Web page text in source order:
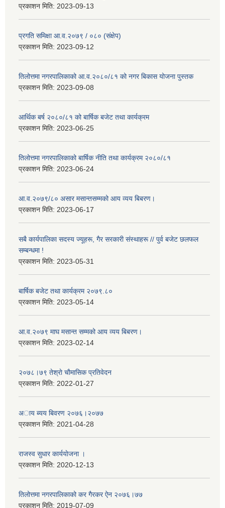
प्रकाशन मिति: 2023-09-13
प्रगति समिक्षा आ.व.२०७९ / ०८० (संक्षेप)
प्रकाशन मिति: 2023-09-12
तिलोत्तमा नगरपालिकाको आ.व.२०८०/८१ को नगर बिकास योजना पुस्तक
प्रकाशन मिति: 2023-09-08
आर्थिक बर्ष २०८०/८१ को बार्षिक बजेट तथा कार्यक्रम
प्रकाशन मिति: 2023-06-25
तिलोत्तमा नगरपालिकाको बार्षिक नीति तथा कार्यक्रम २०८०/८१
प्रकाशन मिति: 2023-06-24
आ.व.२०७९/८० असार मसान्तसम्मको आय व्यय बिबरण।
प्रकाशन मिति: 2023-06-17
सबै कार्यपालिका सदस्य ज्यूहरू, गैर सरकारी संस्थाहरू // पुर्व बजेट छलफल
सम्बन्धमा !
प्रकाशन मिति: 2023-05-31
बार्षिक बजेट तथा कार्यक्रम २०७९.८०
प्रकाशन मिति: 2023-05-14
आ.व.२०७९ माघ मसान्त सम्मको आय व्यय बिबरण।
प्रकाशन मिति: 2023-02-14
२०७८।७९ तेश्राे चाैमासिक प्रतिवेदन
प्रकाशन मिति: 2022-01-27
अाय ब्यय बिवरण २०७६।२०७७
प्रकाशन मिति: 2021-04-28
राजस्व सुधार कार्ययाेजना ।
प्रकाशन मिति: 2020-12-13
तिलोत्तमा नगरपालिकाको कर गैरकर ऐन २०७६।७७
प्रकाशन मिति: 2019-07-09